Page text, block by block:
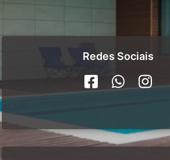
Redes Sociais